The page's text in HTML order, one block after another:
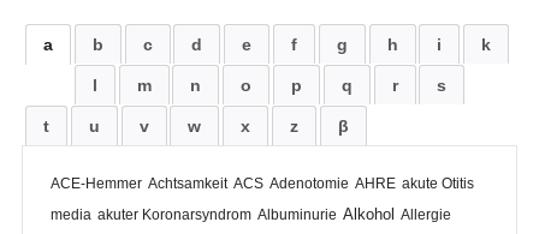
a b c d e f g h i k
l m n o p q r s
t u v w x z β
ACE-Hemmer Achtsamkeit ACS Adenotomie AHRE akute Otitis
media akuter Koronarsyndrom Albuminurie Alkohol Allergie